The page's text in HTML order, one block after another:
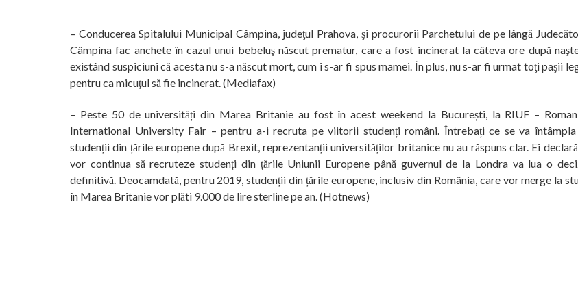
– Conducerea Spitalului Municipal Câmpina, judeţul Prahova, şi procurorii Parchetului de pe lângă
Câmpina fac anchete în cazul unui bebeluş născut prematur, care a fost incinerat la câteva ore după
existând suspiciuni că acesta nu s-a născut mort, cum i s-ar fi spus mamei. În plus, nu s-ar fi urmat toţi paşii
pentru ca micuţul să fie incinerat. (Mediafax)
– Peste 50 de universități din Marea Britanie au fost în acest weekend la București, la RIUF –
International University Fair – pentru a-i recruta pe viitorii studenți români. Întrebați ce se va
studenții din țările europene după Brexit, reprezentanții universităților britanice nu au răspuns clar. Ei
vor continua să recruteze studenți din țările Uniunii Europene până guvernul de la Londra va lua o
definitivă. Deocamdată, pentru 2019, studenții din țările europene, inclusiv din România, care vor merge la
în Marea Britanie vor plăti 9.000 de lire sterline pe an. (Hotnews)